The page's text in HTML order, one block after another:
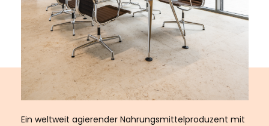
Ein weltweit agierender Nahrungsmittelproduzent mit